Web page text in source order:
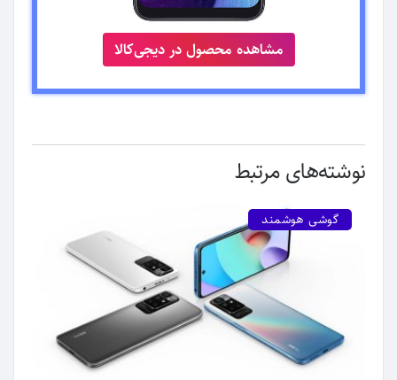
مشاهده محصول در دیجی‌کالا
نوشته‌های مرتبط
گوشی هوشمند